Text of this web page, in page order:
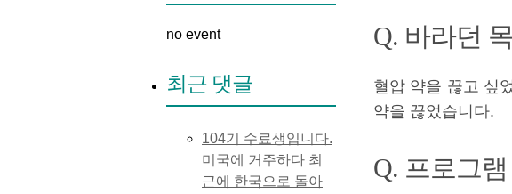
Q. 바라던
혈압 약을 끊고 싶
약을 끊었습니다.
Q. 프로그
no event
최근 댓글
104기 수료생입니다.
미국에 거주하다 최
근에 한국으로 돌아